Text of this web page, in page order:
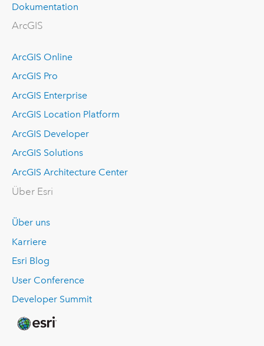
Dokumentation
ArcGIS
ArcGIS Online
ArcGIS Pro
ArcGIS Enterprise
ArcGIS Location Platform
ArcGIS Developer
ArcGIS Solutions
ArcGIS Architecture Center
Über Esri
Über uns
Karriere
Esri Blog
User Conference
Developer Summit